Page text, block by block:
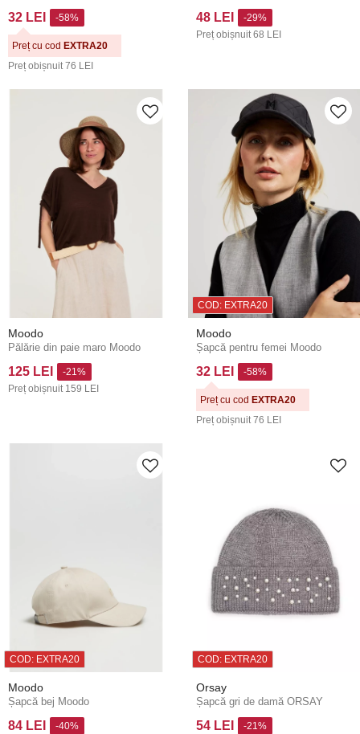
32 LEI
Preț obișnuit 76 LEI
-58%
Preț cu cod EXTRA20
48 LEI
Preț obișnuit 68 LEI
-29%
Moodo
Pălărie din paie maro Moodo
125 LEI
Preț obișnuit 159 LEI
-21%
COD: EXTRA20
Moodo
Șapcă pentru femei Moodo
32 LEI
Preț obișnuit 76 LEI
-58%
Preț cu cod EXTRA20
COD: EXTRA20
Moodo
Șapcă bej Moodo
84 LEI -40%
COD: EXTRA20
Orsay
Șapcă gri de damă ORSAY
54 LEI -21%